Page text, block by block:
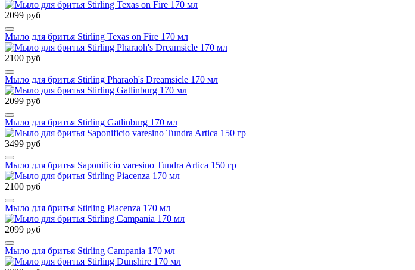
2099 руб
Мыло для бритья Stirling Texas on Fire 170 мл
2100 руб
Мыло для бритья Stirling Pharaoh's Dreamsicle 170 мл
2099 руб
Мыло для бритья Stirling Gatlinburg 170 мл
3499 руб
Мыло для бритья Saponificio varesino Tundra Artica 150 гр
2100 руб
Мыло для бритья Stirling Piacenza 170 мл
2099 руб
Мыло для бритья Stirling Campania 170 мл